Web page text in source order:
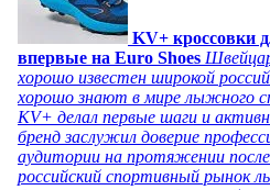
KV+ кроссовки
впервые на Euro Shoes
хорошо известен широкой
хорошо знают в мире лыжного
KV+ делал первые шаги и
бренд заслужил доверие
аудитории на протяжении
российский спортивный рынок